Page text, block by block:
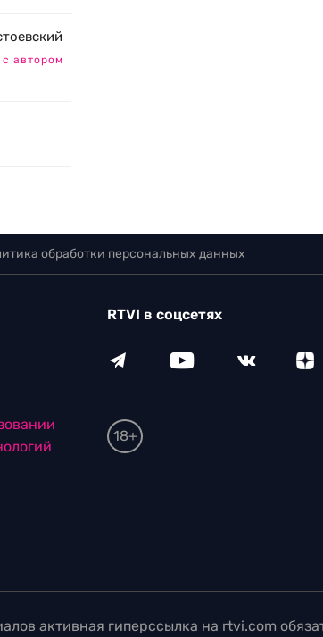
автором
обработки персональных данных
RTVI в соцсетях
18+
активная гиперссылка на rtvi.com